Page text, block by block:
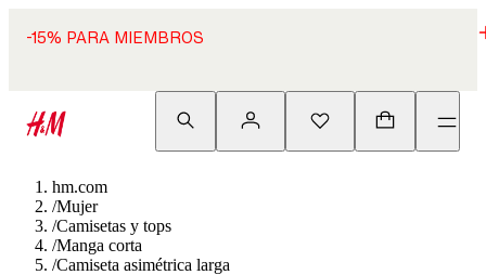
-15% PARA MIEMBROS
hm.com
/Mujer
/Camisetas y tops
/Manga corta
/Camiseta asimétrica larga